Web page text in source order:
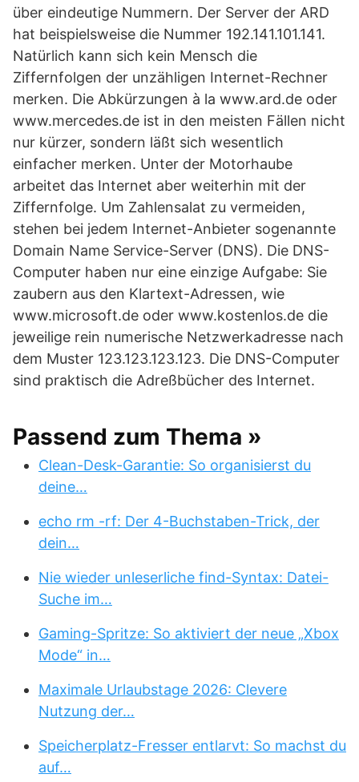
über eindeutige Nummern. Der Server der ARD
hat beispielsweise die Nummer 192.141.101.141.
Natürlich kann sich kein Mensch die
Ziffernfolgen der unzähligen Internet-Rechner
merken. Die Abkürzungen à la www.ard.de oder
www.mercedes.de ist in den meisten Fällen nicht
nur kürzer, sondern läßt sich wesentlich
einfacher merken. Unter der Motorhaube
arbeitet das Internet aber weiterhin mit der
Ziffernfolge. Um Zahlensalat zu vermeiden,
stehen bei jedem Internet-Anbieter sogenannte
Domain Name Service-Server (DNS). Die DNS-
Computer haben nur eine einzige Aufgabe: Sie
zaubern aus den Klartext-Adressen, wie
www.microsoft.de oder www.kostenlos.de die
jeweilige rein numerische Netzwerkadresse nach
dem Muster 123.123.123.123. Die DNS-Computer
sind praktisch die Adreßbücher des Internet.
Passend zum Thema »
Clean-Desk-Garantie: So organisierst du
deine…
echo rm -rf: Der 4-Buchstaben-Trick, der
dein…
Nie wieder unleserliche find-Syntax: Datei-
Suche im…
Gaming-Spritze: So aktiviert der neue „Xbox
Mode“ in…
Maximale Urlaubstage 2026: Clevere
Nutzung der…
Speicherplatz-Fresser entlarvt: So machst du
auf…